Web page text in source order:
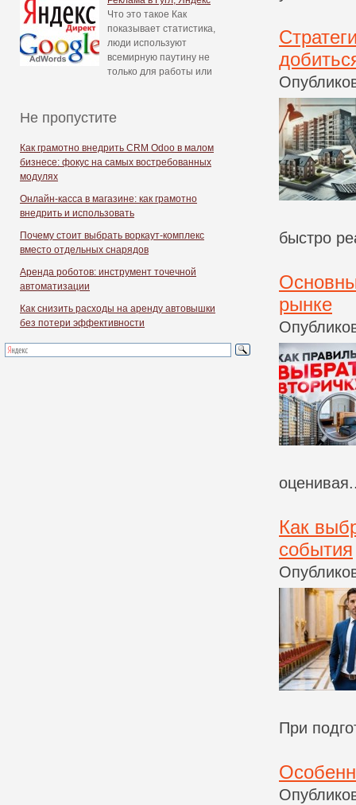
Что это такое Как
показывает статистика,
люди используют
всемирную паутину не
только для работы или
Не пропустите
Как грамотно внедрить CRM Odoo в малом
бизнесе: фокус на самых востребованных
модулях
Онлайн-касса в магазине: как грамотно
внедрить и использовать
Почему стоит выбрать воркаут-комплекс
вместо отдельных снарядов
Аренда роботов: инструмент точечной
автоматизации
Как снизить расходы на аренду автовышки
без потери эффективности
быстро
рынке
Как
события
При